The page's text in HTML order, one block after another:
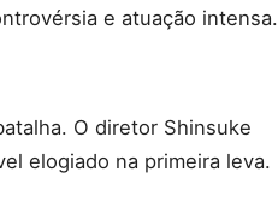
e atuação intensa.
O diretor Shinsuke
elogiado na primeira leva.